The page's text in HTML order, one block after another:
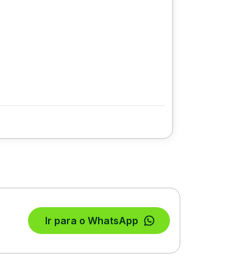
Ir para o WhatsApp